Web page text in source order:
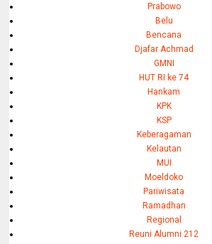
Prabowo
Belu
Bencana
Djafar Achmad
GMNI
HUT RI ke 74
Hankam
KPK
KSP
Keberagaman
Kelautan
MUI
Moeldoko
Pariwisata
Ramadhan
Regional
Reuni Alumni 212